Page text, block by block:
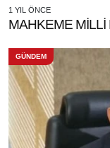
1 YIL ÖNCE
MAHKEME MİLLİ
GÜNDEM